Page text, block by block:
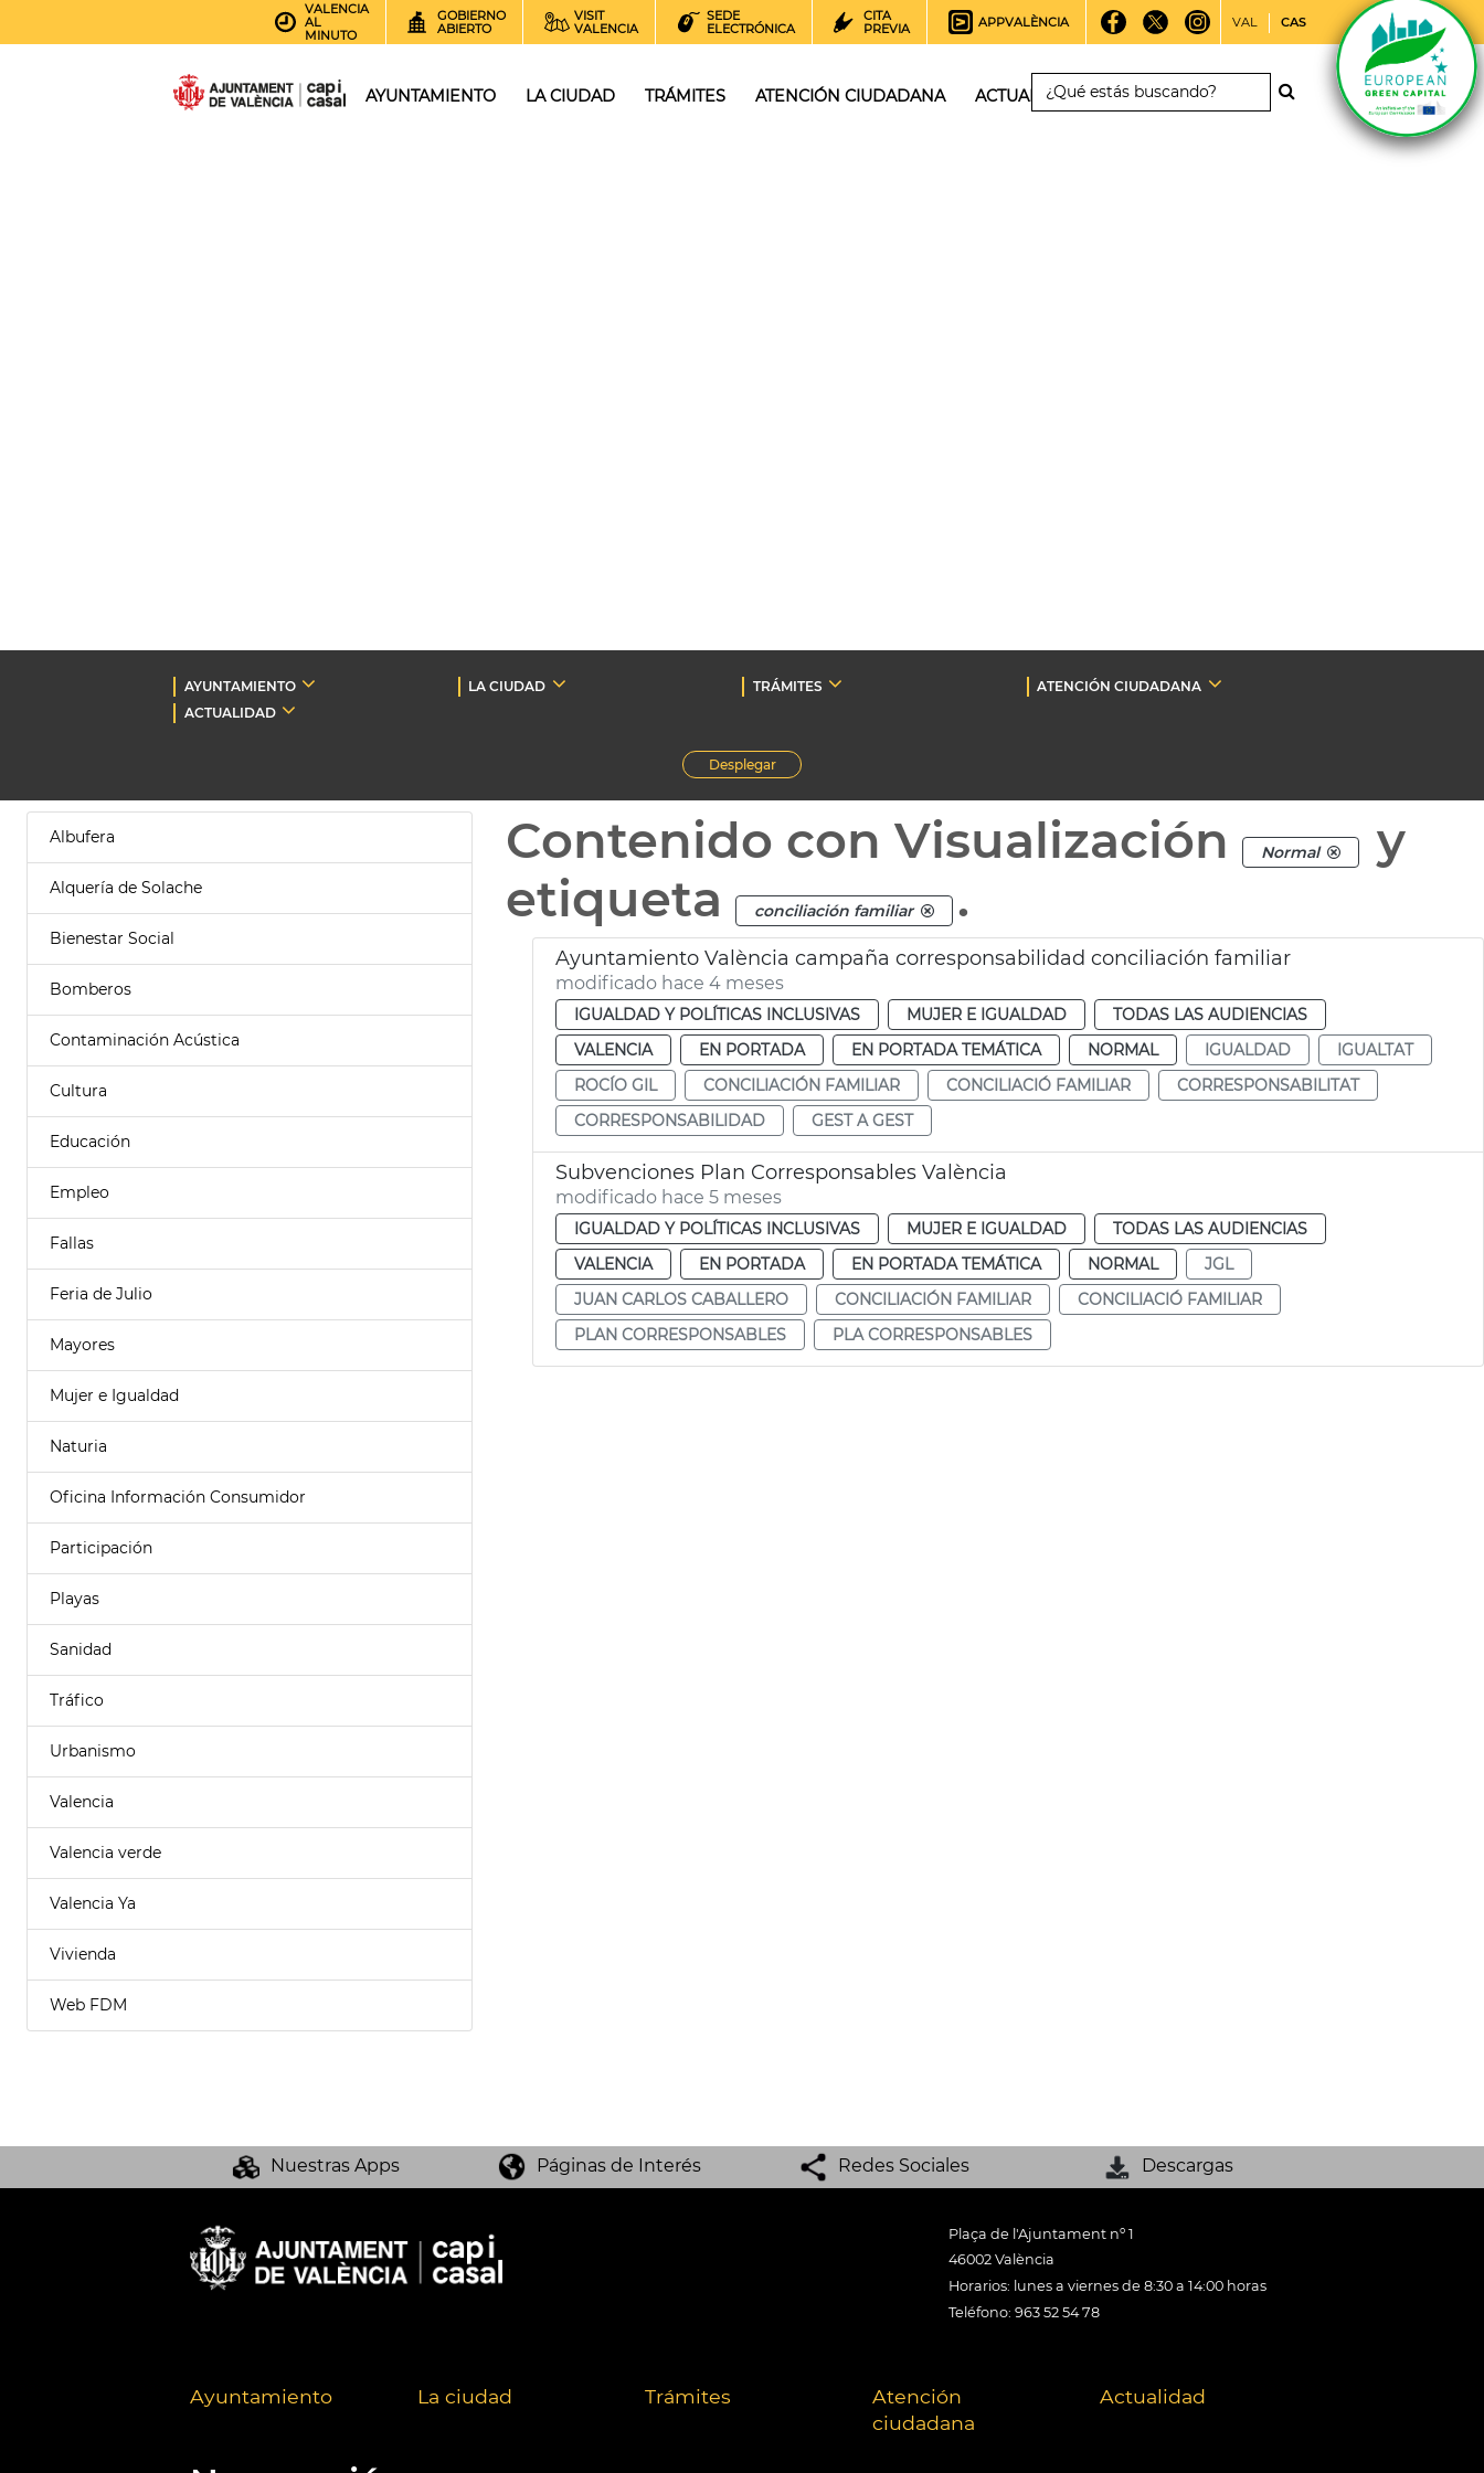
VALENCIA
AL
MINUTO
GOBIERNO
ABIERTO
VISIT
VALENCIA
SEDE
ELECTRÓNICA
CITA
PREVIA
APPVALÈNCIA VAL CAS
AYUNTAMIENTO LA CIUDAD TRÁMITES ATENCIÓN CIUDADANA ACTUALIDAD
AYUNTAMIENTO LA CIUDAD TRÁMITES
ATENCIÓN CIUDADANA
ACTUALIDAD
Desplegar
Albufera
Alquería de Solache
Bienestar Social
Bomberos
Contaminación Acústica
Cultura
Educación
Empleo
Fallas
Feria de Julio
Mayores
Mujer e Igualdad
Naturia
Oficina Información Consumidor
Participación
Playas
Sanidad
Tráfico
Urbanismo
Valencia
Valencia verde
Valencia Ya
Vivienda
Web FDM
Contenido con Visualización Normal
y
etiqueta
conciliación familiar .
Ayuntamiento València campaña corresponsabilidad conciliación familiar
modificado hace 4 meses
IGUALDAD Y POLÍTICAS INCLUSIVAS MUJER E IGUALDAD
TODAS LAS AUDIENCIAS
VALENCIA
EN PORTADA EN PORTADA TEMÁTICA NORMAL IGUALDAD
IGUALTAT
ROCÍO GIL
CONCILIACIÓN FAMILIAR CONCILIACIÓ FAMILIAR
CORRESPONSABILITAT
CORRESPONSABILIDAD
GEST A GEST
Subvenciones Plan Corresponsables València
modificado hace 5 meses
IGUALDAD Y POLÍTICAS INCLUSIVAS MUJER E IGUALDAD
TODAS LAS AUDIENCIAS
VALENCIA
EN PORTADA EN PORTADA TEMÁTICA NORMAL
JGL
JUAN CARLOS CABALLERO
CONCILIACIÓN FAMILIAR
CONCILIACIÓ FAMILIAR
PLAN CORRESPONSABLES
PLA CORRESPONSABLES
Nuestras Apps Páginas de Interés Redes Sociales Descargas
Plaça de l'Ajuntament nº 1
46002 València
Horarios: lunes a viernes de 8:30 a 14:00 horas
Teléfono: 963 52 54 78
Ayuntamiento La ciudad Trámites
Atención
ciudadana
Actualidad